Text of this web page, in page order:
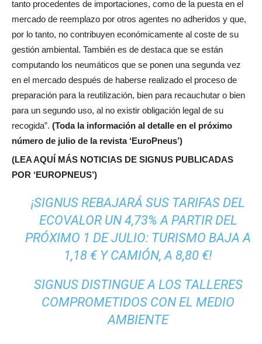
tanto procedentes de importaciones, como de la puesta en el
mercado de reemplazo por otros agentes no adheridos y que,
por lo tanto, no contribuyen económicamente al coste de su
gestión ambiental. También es de destaca que se están
computando los neumáticos que se ponen una segunda vez
en el mercado después de haberse realizado el proceso de
preparación para la reutilización, bien para recauchutar o bien
para un segundo uso, al no existir obligación legal de su
recogida”. (Toda la información al detalle en el próximo
número de julio de la revista ‘EuroPneus’)
(LEA AQUÍ MÁS NOTICIAS DE SIGNUS PUBLICADAS
POR ‘EUROPNEUS’)
¡SIGNUS REBAJARÁ SUS TARIFAS DEL
ECOVALOR UN 4,73% A PARTIR DEL
PRÓXIMO 1 DE JULIO: TURISMO BAJA A
1,18 € Y CAMIÓN, A 8,80 €!
SIGNUS DISTINGUE A LOS TALLERES
COMPROMETIDOS CON EL MEDIO
AMBIENTE